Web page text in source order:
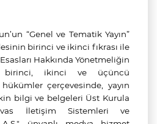
“Genel ve Tematik Yayın”
birinci ve ikinci fıkrası ile
Hakkında Yönetmeliğin
birinci, ikinci ve üçüncü
çerçevesinde, yayın
bilgi ve belgeleri Üst Kurula
İletişim Sistemleri ve